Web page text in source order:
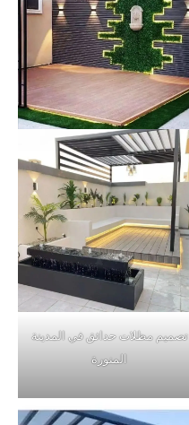
تصميم مظلات حدائق في المدينة
المنورة